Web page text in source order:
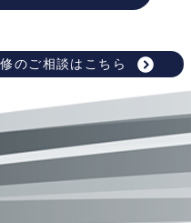
のご相談はこちら